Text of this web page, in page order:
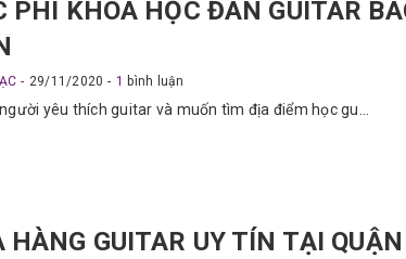
PHÍ KHÓA HỌC ĐÀN GUITAR
29/11/2020 1 bình luận
yêu thích guitar và muốn tìm địa điểm học gu...
HÀNG GUITAR UY TÍN TẠI